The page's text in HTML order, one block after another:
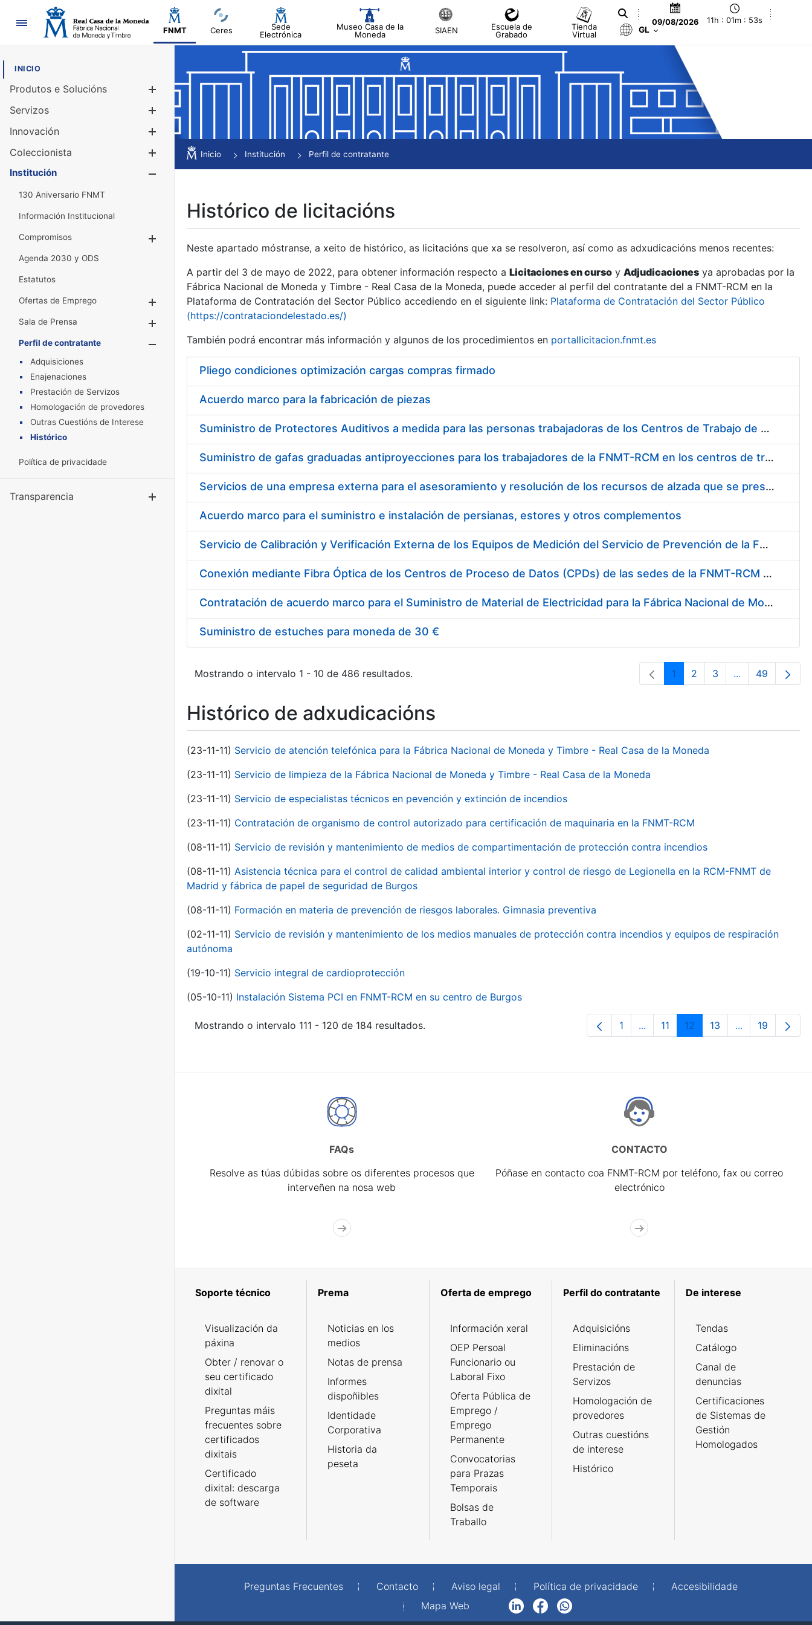
Navegación
FNMT Ceres
Sede
Electrónica
Museo Casa de la
Moneda
SIAEN
Escuela de
Grabado
Tienda
Virtual
09/08/2026 11h : 01m : 54s
GL
INICIO
Produtos e Solucións
Mostrar/Ocultar
Servizos
Innovación
Coleccionista
Mostrar/Ocultar
Institución
130 Aniversario FNMT
Información Institucional
Compromisos
Agenda 2030 y ODS
Estatutos
Ofertas de Emprego
Mostrar/Ocultar
Sala de Prensa
Mostrar/Ocultar
Perfil de contratante
Mostrar/Ocultar
Adquisiciones
Enajenaciones
Prestación de Servizos
Homologación de provedores
Outras Cuestións de Interese
Histórico
Política de privacidade
Transparencia
Inicio Institución Perfil de contratante
Histórico de licitacións
Neste apartado móstranse, a xeito de histórico, as licitacións que xa se resolveron, así como as adxudicacións menos recentes:
A partir del 3 de mayo de 2022, para obtener información respecto a Licitaciones en curso y Adjudicaciones ya aprobadas por la
Fábrica Nacional de Moneda y Timbre - Real Casa de la Moneda, puede acceder al perfil del contratante del a FNMT-RCM en la
Plataforma de Contratación del Sector Público accediendo en el siguiente link: Plataforma de Contratación del Sector Público
(https://contrataciondelestado.es/)
También podrá encontrar más información y algunos de los procedimientos en portallicitacion.fnmt.es
Pliego condiciones optimización cargas compras firmado
Acuerdo marco para la fabricación de piezas
Suministro de Protectores Auditivos a medida para las personas trabajadoras de los Centros de Trabajo de Madrid y Burgos
Suministro de gafas graduadas antiproyecciones para los trabajadores de la FNMT-RCM en los centros de trabajo de Madrid y Burgos
Servicios de una empresa externa para el asesoramiento y resolución de los recursos de alzada que se presentan relacionados con procesos de selección para la FNMT-RCM
Acuerdo marco para el suministro e instalación de persianas, estores y otros complementos
Servicio de Calibración y Verificación Externa de los Equipos de Medición del Servicio de Prevención de la FNMT-RCM
Conexión mediante Fibra Óptica de los Centros de Proceso de Datos (CPDs) de las sedes de la FNMT-RCM de Burgos y Madrid
Contratación de acuerdo marco para el Suministro de Material de Electricidad para la Fábrica Nacional de Moneda y Timbre-Real Casa de la Moneda en su centro de trabajo de Burgos
Suministro de estuches para moneda de 30 €
Mostrando o intervalo 1 - 10 de 486 resultados. Páxina
1 Páxina
2 Páxina
3 ...PáxinasPáxina
49
Histórico de adxudicacións
(23-11-11) Servicio de atención telefónica para la Fábrica Nacional de Moneda y Timbre - Real Casa de la Moneda
(23-11-11) Servicio de limpieza de la Fábrica Nacional de Moneda y Timbre - Real Casa de la Moneda
(23-11-11) Servicio de especialistas técnicos en pevención y extinción de incendios
(23-11-11) Contratación de organismo de control autorizado para certificación de maquinaria en la FNMT-RCM
(08-11-11) Servicio de revisión y mantenimiento de medios de compartimentación de protección contra incendios
(08-11-11) Asistencia técnica para el control de calidad ambiental interior y control de riesgo de Legionella en la RCM-FNMT de
Madrid y fábrica de papel de seguridad de Burgos
(08-11-11) Formación en materia de prevención de riesgos laborales. Gimnasia preventiva
(02-11-11) Servicio de revisión y mantenimiento de los medios manuales de protección contra incendios y equipos de respiración
autónoma
(19-10-11) Servicio integral de cardioprotección
(05-10-11) Instalación Sistema PCI en FNMT-RCM en su centro de Burgos
Mostrando o intervalo 111 - 120 de 184 resultados. Páxina
1 ...Páxinas intermedias Use pestaña
Páxina
11 Páxina
12 Páxina
13 ...PáxinasPáxina
19
FAQs
Resolve as túas dúbidas sobre os diferentes procesos que
interveñen na nosa web
CONTACTO
Póñase en contacto coa FNMT-RCM por teléfono, fax ou correo
electrónico
Soporte técnico
Visualización da
páxina
Obter / renovar o
seu certificado
dixital
Preguntas máis
frecuentes sobre
certificados
dixitais
Certificado
dixital: descarga
de software
Prema
Noticias en los
medios
Notas de prensa
Informes
dispoñibles
Identidade
Corporativa
Historia da
peseta
Oferta de emprego
Información xeral
OEP Persoal
Funcionario ou
Laboral Fixo
Oferta Pública de
Emprego /
Emprego
Permanente
Convocatorias
para Prazas
Temporais
Bolsas de
Traballo
Perfil do contratante
Adquisicións
Eliminacións
Prestación de
Servizos
Homologación de
provedores
Outras cuestións
de interese
Histórico
De interese
Tendas
Catálogo
Canal de
denuncias
Certificaciones
de Sistemas de
Gestión
Homologados
Preguntas Frecuentes Contacto Aviso legal Política de privacidade
Accesibilidade
Mapa Web
LinkedInFacebookWhatsApp